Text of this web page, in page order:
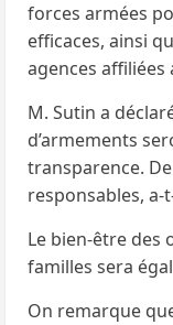
forces armées
efficaces, ainsi
agences affiliées
M. Sutin a
d’armements
transparence.
responsables, a-
Le bien-être des
familles sera
On remarque